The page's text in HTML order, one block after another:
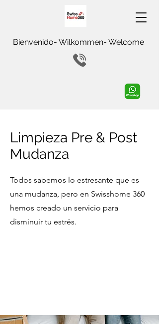
Bienvenido- Wilkommen- Welcome
Limpieza Pre & Post
Mudanza
Todos sabemos lo estresante que es
una mudanza, pero en Swisshome 360
hemos creado un servicio para
disminuir tu estrés.